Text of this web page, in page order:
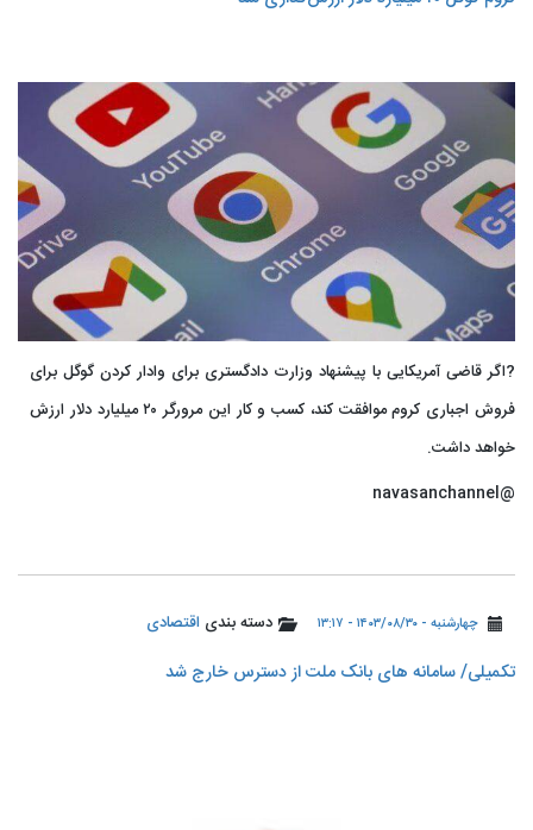
?اگر قاضی آمریکایی با پیشنهاد وزارت دادگستری برای وادار کردن گوگل برای
فروش اجباری کروم موافقت کند، کسب و کار این مرورگر ۲۰ میلیارد دلار ارزش
خواهد داشت.
@navasanchannel
چهارشنبه - ۱۴۰۳/۰۸/۳۰ - ۱۳:۱۷ دسته بندی اقتصادی
تکمیلی/ سامانه های بانک ملت از دسترس خارج شد